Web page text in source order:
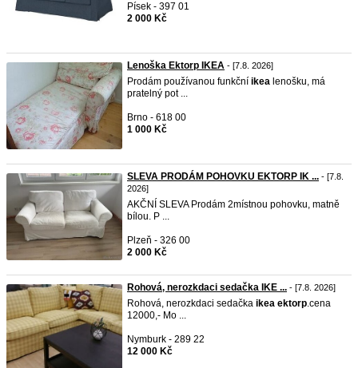
Písek - 397 01
2 000 Kč
Lenoška Ektorp IKEA - [7.8. 2026]
Prodám používanou funkční ikea lenošku, má
pratelný pot ...
Brno - 618 00
1 000 Kč
SLEVA PRODÁM POHOVKU EKTORP IK ... - [7.8.
2026]
AKČNÍ SLEVA Prodám 2místnou pohovku, matně
bílou. P ...
Plzeň - 326 00
2 000 Kč
Rohová, nerozkdaci sedačka IKE ... - [7.8. 2026]
Rohová, nerozkdaci sedačka ikea ektorp.cena
12000,- Mo ...
Nymburk - 289 22
12 000 Kč